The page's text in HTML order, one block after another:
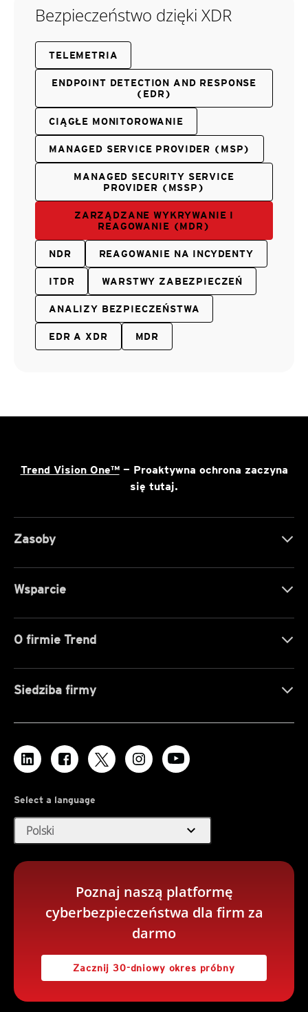
Bezpieczeństwo dzięki XDR
TELEMETRIA
ENDPOINT DETECTION AND RESPONSE
(EDR)
CIĄGŁE MONITOROWANIE
MANAGED SERVICE PROVIDER (MSP)
MANAGED SECURITY SERVICE
PROVIDER (MSSP)
ZARZĄDZANE WYKRYWANIE I
REAGOWANIE (MDR)
NDR REAGOWANIE NA INCYDENTY
ITDR WARSTWY ZABEZPIECZEŃ
ANALIZY BEZPIECZEŃSTWA
EDR A XDR MDR
Trend Vision One™— Proaktywna ochrona zaczyna
się tutaj.
Zasoby
Wsparcie
O firmie Trend
Siedziba firmy
Select a language
Polski expand_more
Poznaj naszą platformę
cyberbezpieczeństwa dla firm za
darmo
Zacznij 30-dniowy okres próbny